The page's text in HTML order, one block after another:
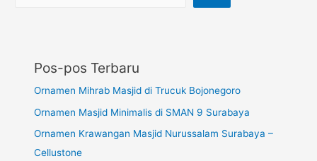
Pos-pos Terbaru
Ornamen Mihrab Masjid di Trucuk Bojonegoro
Ornamen Masjid Minimalis di SMAN 9 Surabaya
Ornamen Krawangan Masjid Nurussalam Surabaya –
Cellustone